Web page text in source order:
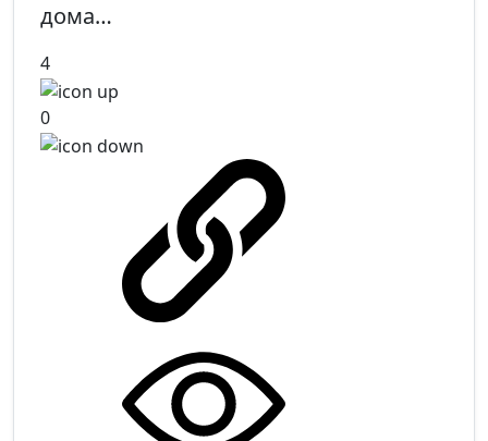
дома…
4
0